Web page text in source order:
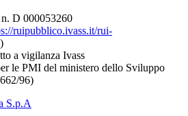
D 000053260
ruipubblico.ivass.it/rui-
)
a vigilanza Ivass
le PMI del ministero dello Sviluppo
96)
S.p.A